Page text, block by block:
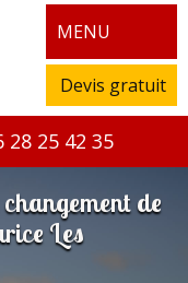
MENU
Devis gratuit
28 25 42 35
de
Les